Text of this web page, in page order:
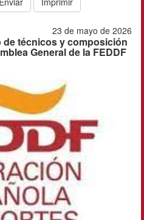
23 de mayo de 2026
técnicos y composición
General de la FEDDF